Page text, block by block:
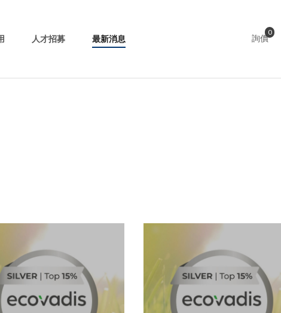
人才招募 最新消息 詢價
0